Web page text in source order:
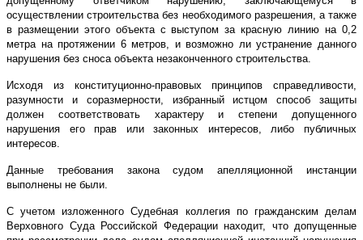
осуществлении строительства без необходимого разрешения, а также
в размещении этого объекта с выступом за красную линию на 0,2
метра на протяжении 6 метров, и возможно ли устранение данного
нарушения без сноса объекта незаконченного строительства.
Исходя из конституционно-правовых принципов справедливости,
разумности и соразмерности, избранный истцом способ защиты
должен соответствовать характеру и степени допущенного
нарушения его прав или законных интересов, либо публичных
интересов.
Данные требования закона судом апелляционной инстанции
выполнены не были.
С учетом изложенного Судебная коллегия по гражданским делам
Верховного Суда Российской Федерации находит, что допущенные